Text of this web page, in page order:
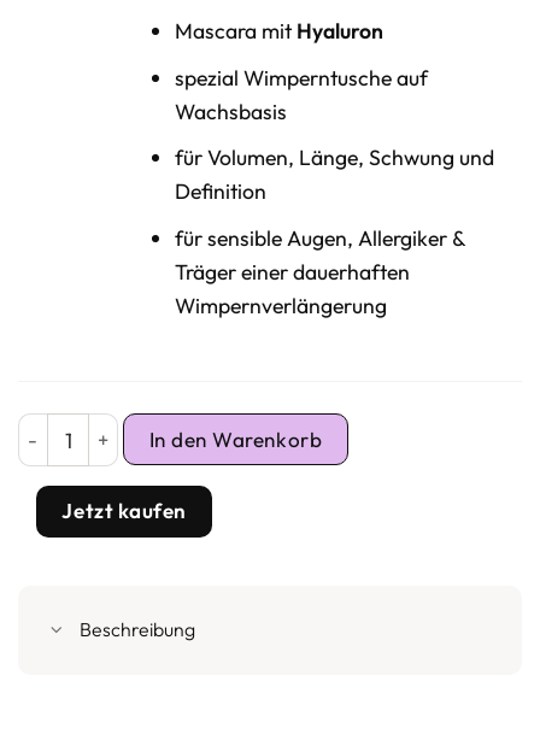
Mascara mit Hyaluron
spezial Wimperntusche auf
Wachsbasis
für Volumen, Länge, Schwung und
Definition
für sensible Augen, Allergiker &
Träger einer dauerhaften
Wimpernverlängerung
GL Beauty Lash Max Mascara 2er Pack Menge
In den Warenkorb
Jetzt kaufen
Beschreibung